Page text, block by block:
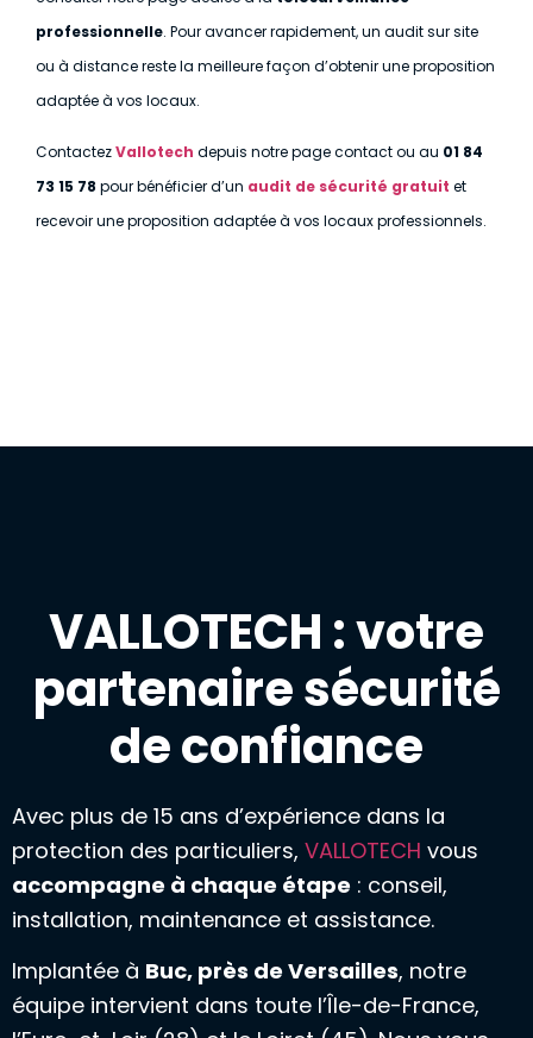
professionnelle. Pour avancer rapidement, un audit sur site
ou à distance reste la meilleure façon d’obtenir une proposition
adaptée à vos locaux.
ContactezVallotech depuis notre page contact ou au 01 84
73 15 78 pour bénéficier d’un audit de sécurité gratuit et
recevoir une proposition adaptée à vos locaux professionnels.
VALLOTECH : votre
partenaire sécurité
de confiance
Avec plus de 15 ans d’expérience dans la
protection des particuliers, VALLOTECH vous
accompagne à chaque étape : conseil,
installation, maintenance et assistance.
Implantée à Buc, près de Versailles, notre
équipe intervient dans toute l’Île-de-France,